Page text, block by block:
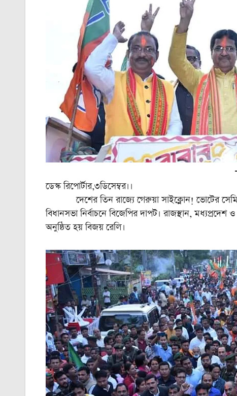
ডেস্ক রিপোর্টার,৩ডিসেম্বর।।
দেশের তিন রাজ্যে গেরুয়া সাইক্লোন! ভোটের সেমি
বিধানসভা নির্বাচনে বিজেপির দাপট। রাজস্থান,
অনুষ্ঠিত হয় বিজয় রেলি।